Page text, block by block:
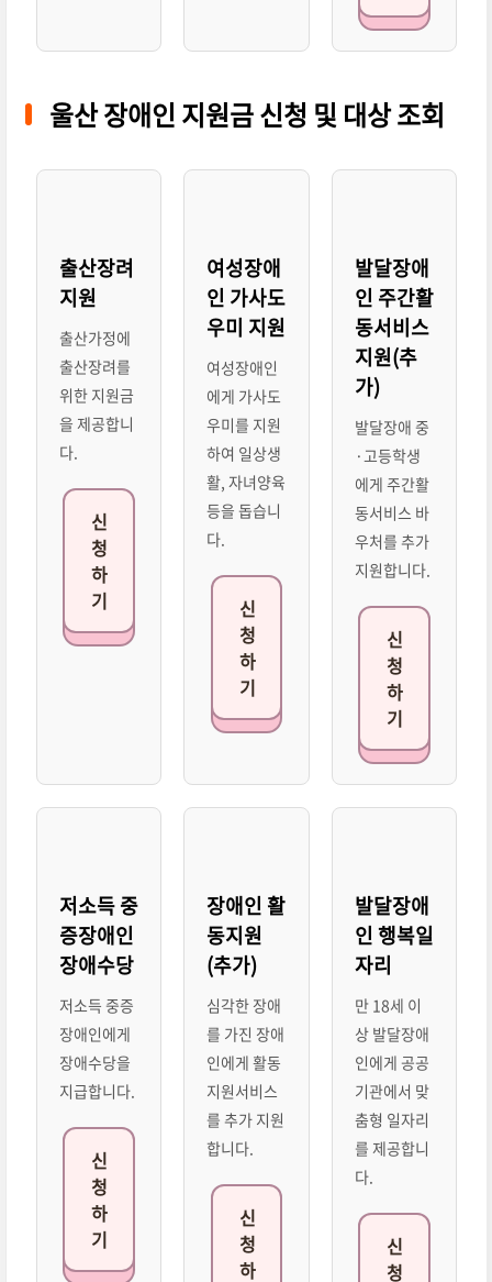
울산 장애인 지원금 신청 및 대상 조회
출산장려
지원
출산가정에
출산장려를
위한 지원금
을 제공합니
다.
신
청
하
기
여성장애
인 가사도
우미 지원
여성장애인
에게 가사도
우미를 지원
하여 일상생
활, 자녀양육
등을 돕습니
다.
신
청
하
기
발달장애
인 주간활
동서비스
지원(추
가)
발달장애 중
·고등학생
에게 주간활
동서비스 바
우처를 추가
지원합니다.
신
청
하
기
저소득 중
증장애인
장애수당
저소득 중증
장애인에게
장애수당을
지급합니다.
신
청
하
기
장애인 활
동지원
(추가)
심각한 장애
를 가진 장애
인에게 활동
지원서비스
를 추가 지원
합니다.
신
청
하
발달장애
인 행복일
자리
만 18세 이
상 발달장애
인에게 공공
기관에서 맞
춤형 일자리
를 제공합니
다.
신
청